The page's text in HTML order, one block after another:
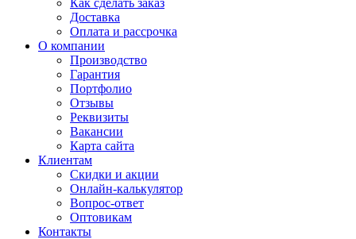
Как сделать заказ
Доставка
Оплата и рассрочка
О компании
Производство
Гарантия
Портфолио
Отзывы
Реквизиты
Вакансии
Карта сайта
Клиентам
Скидки и акции
Онлайн-калькулятор
Вопрос-ответ
Оптовикам
Контакты